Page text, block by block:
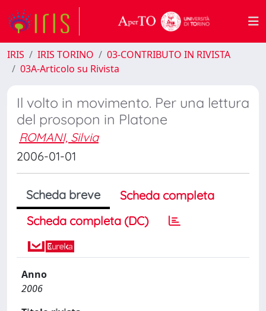
IRIS IRIS TORINO
03-CONTRIBUTO IN RIVISTA
03A-Articolo su Rivista
Il volto in movimento. Per una lettura
del prosopon in Platone
ROMANI, Silvia
2006-01-01
Scheda breve
Scheda completa
Scheda completa (DC)
Anno
2006